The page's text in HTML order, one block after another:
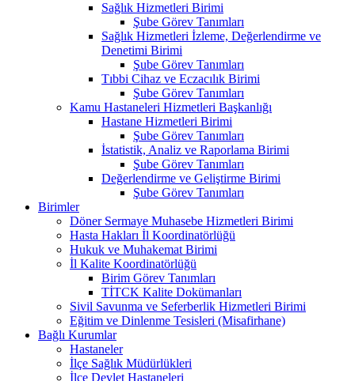
Sağlık Hizmetleri Birimi
Şube Görev Tanımları
Sağlık Hizmetleri İzleme, Değerlendirme ve
Denetimi Birimi
Şube Görev Tanımları
Tıbbi Cihaz ve Eczacılık Birimi
Şube Görev Tanımları
Kamu Hastaneleri Hizmetleri Başkanlığı
Hastane Hizmetleri Birimi
Şube Görev Tanımları
İstatistik, Analiz ve Raporlama Birimi
Şube Görev Tanımları
Değerlendirme ve Geliştirme Birimi
Şube Görev Tanımları
Birimler
Döner Sermaye Muhasebe Hizmetleri Birimi
Hasta Hakları İl Koordinatörlüğü
Hukuk ve Muhakemat Birimi
İl Kalite Koordinatörlüğü
Birim Görev Tanımları
TİTCK Kalite Dokümanları
Sivil Savunma ve Seferberlik Hizmetleri Birimi
Eğitim ve Dinlenme Tesisleri (Misafirhane)
Bağlı Kurumlar
Hastaneler
İlçe Sağlık Müdürlükleri
İlçe Devlet Hastaneleri